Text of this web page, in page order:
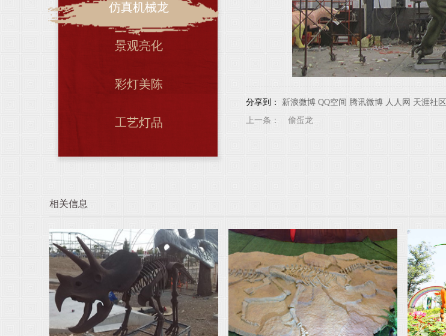
仿真机械龙
景观亮化
彩灯美陈
工艺灯品
分享到： 新浪微博 QQ空间 腾讯微博 人人网 天涯社区
上一条：
偷蛋龙
相关信息